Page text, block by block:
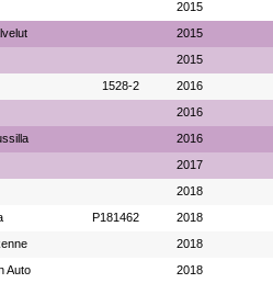
2015
2015
2015
1528-2 2016
2016
2016
2017
2018
P181462 2018
2018
Auto 2018